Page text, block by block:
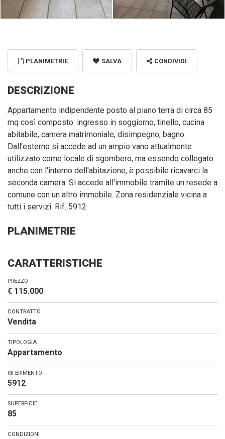
PLANIMETRIE SALVA CONDIVIDI
DESCRIZIONE
Appartamento indipendente posto al piano terra di circa 85
mq così composto: ingresso in soggiorno, tinello, cucina
abitabile, camera matrimoniale, disimpegno, bagno.
Dall'esterno si accede ad un ampio vano attualmente
utilizzato come locale di sgombero, ma essendo collegato
anche con l'interno dell'abitazione, è possibile ricavarci la
seconda camera. Si accede all'immobile tramite un resede a
comune con un altro immobile. Zona residenziale vicina a
tutti i servizi. Rif. 5912
PLANIMETRIE
CARATTERISTICHE
PREZZO
€ 115.000
CONTRATTO
Vendita
TIPOLOGIA
Appartamento
RIFERIMENTO
5912
SUPERFICIE
85
CONDIZIONI